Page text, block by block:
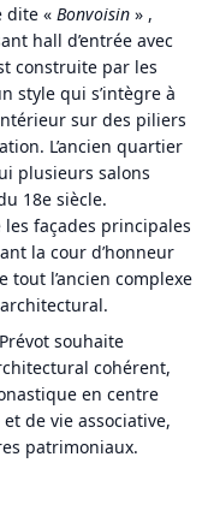
dite « Bonvoisin » ,
hall d’entrée avec
construite par les
style qui s’intègre à
sur des piliers
L’ancien quartier
plusieurs salons
18e siècle.
façades principales
la cour d’honneur
l’ancien complexe
souhaite
cohérent,
en centre
de vie associative,
patrimoniaux.